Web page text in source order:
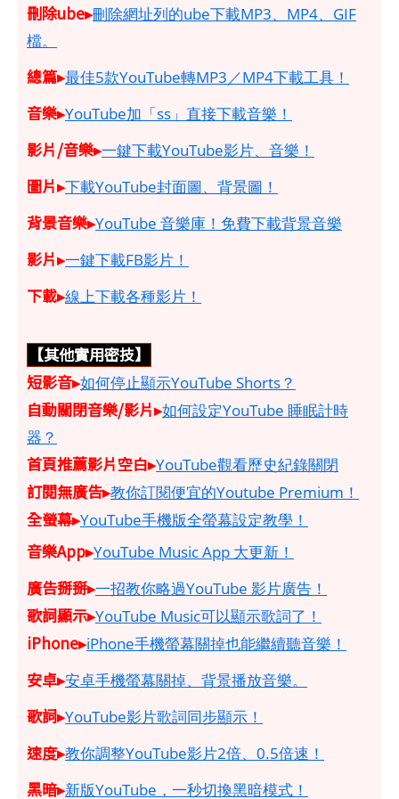
刪除ube▸刪除網址列的ube下載MP3、MP4、GIF
檔。
總篇▸最佳5款YouTube轉MP3／MP4下載工具！
音樂▸YouTube加「ss」直接下載音樂！
影片/音樂▸一鍵下載YouTube影片、音樂！
圖片▸下載YouTube封面圖、背景圖！
背景音樂▸YouTube 音樂庫！免費下載背景音樂
影片▸一鍵下載FB影片！
下載▸線上下載各種影片！
【其他實用密技】
短影音▸如何停止顯示YouTube Shorts？
自動關閉音樂/影片▸如何設定YouTube 睡眠計時
器？
首頁推薦影片空白▸YouTube觀看歷史紀錄關閉
訂閱無廣告▸教你訂閱便宜的Youtube Premium！
全螢幕▸YouTube手機版全螢幕設定教學！
音樂App▸YouTube Music App 大更新！
廣告掰掰▸一招教你略過YouTube 影片廣告！
歌詞顯示▸YouTube Music可以顯示歌詞了！
iPhone▸iPhone手機螢幕關掉也能繼續聽音樂！
安卓▸安卓手機螢幕關掉、背景播放音樂。
歌詞▸YouTube影片歌詞同步顯示！
速度▸教你調整YouTube影片2倍、0.5倍速！
黑暗▸新版YouTube，一秒切換黑暗模式！